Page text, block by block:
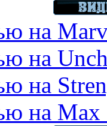
на
на
на
на Max